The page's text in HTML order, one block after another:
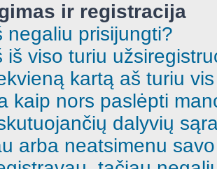
ir registracija
negaliu prisijungti?
iš viso turiu
kartą aš turiu
kaip nors paslėpti
dalyvių
arba neatsimenu